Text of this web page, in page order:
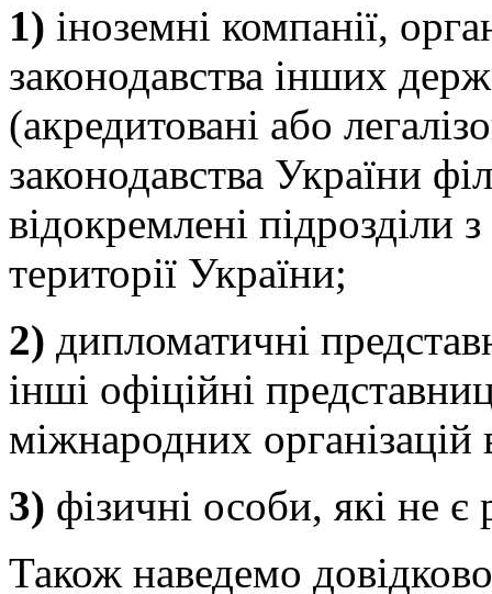
1) іноземні компанії,
законодавства інших
(акредитовані або
законодавства України
відокремлені підрозділи
території України;
2) дипломатичні
інші офіційні
міжнародних організацій
3) фізичні особи, які не
Також наведемо